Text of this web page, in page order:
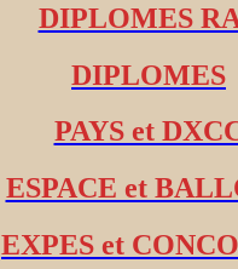
DIPLOMES
DIPLOMES
PAYS et
ESPACE et
EXPES et